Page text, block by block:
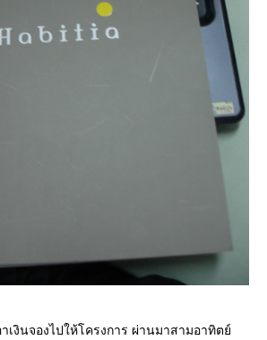
เงินจองไปให้โครงการ ผ่านมาสามอาทิตย์